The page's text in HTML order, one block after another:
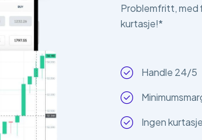
Problemfritt, med
kurtasje!*
Handle 24/5
Ingen